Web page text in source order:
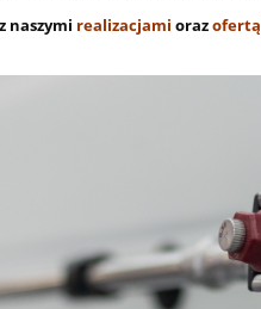
naszymi realizacjami orazofertą